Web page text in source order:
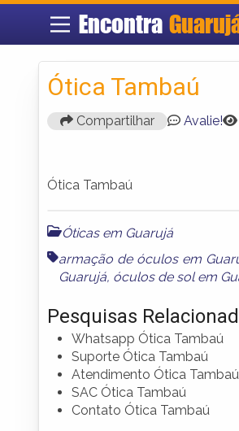
Encontra
Ótica Tambaú
Compartilhar Avalie!
Ótica Tambaú
Óticas em Guarujá
armação de óculos em
Guarujá, óculos de sol em
Pesquisas
Whatsapp Ótica Tambaú
Suporte Ótica Tambaú
Atendimento Ótica Tambaú
SAC Ótica Tambaú
Contato Ótica Tambaú